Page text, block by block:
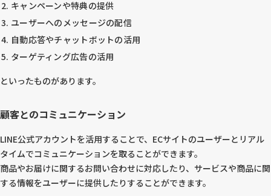
キャンペーンや特典の提供
ユーザーへのメッセージの配信
自動応答やチャットボットの活用
ターゲティング広告の活用
といったものがあります。
顧客とのコミュニケーション
LINE公式アカウントを活用することで、ECサイトのユーザーとリアル
タイムでコミュニケーションを取ることができます。
商品やお届けに関するお問い合わせに対応したり、サービスや商品に関
する情報をユーザーに提供したりすることができます。